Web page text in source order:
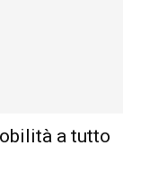
a tutto